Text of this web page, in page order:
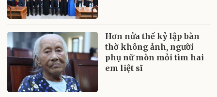
Hơn nửa thế kỷ lập bàn
thờ không ảnh, người
phụ nữ mòn mỏi tìm hai
em liệt sĩ